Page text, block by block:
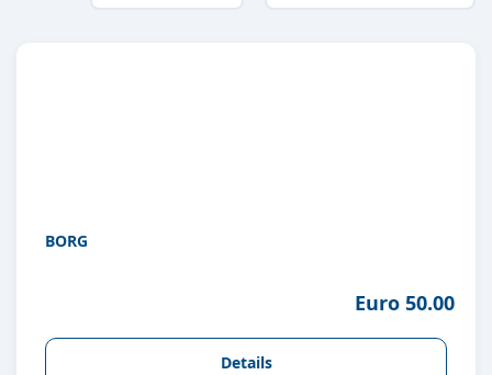
BORG
Euro 50.00
Details